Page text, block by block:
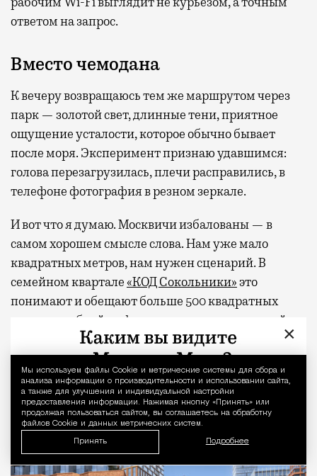
Уведомление
Мы используем файлы Сookie и метрические системы для сбора и
анализа информации о производительности и использовании сайта,
а также для улучшения и индивидуальной настройки
предоставления информации. Нажимая кнопку «Принять» или
продолжая пользоваться сайтом, вы соглашаетесь на обработку
файлов Cookie и данных метрических систем.
Принять Подробнее
ответом на запрос.
Вместо чемодана
К вечеру возвращаюсь тем же маршрутом через
парк — золотой свет, длинные тени, приятное
ощущение усталости, которое обычно бывает
после моря. Эксперимент признаю удавшимся:
голова перезагрузилась, плечи расправились, в
телефоне фотография в резном зеркале.
И вот что я думаю. Москвичи избалованы — в
самом хорошем смысле слова. Нам уже мало
квадратных метров, нам нужен сценарий. В
семейном квартале«КОД Сокольники»это
понимают и обещают больше 500 квадратных
метров клубной инфраструктуры для жителей
дома — коворкинг, общественную гостиную,
фитнес-студию, многофункциональное арт-
пространство и двухуровневую «игровую» для
детей. А снаружи, через свой тихий вход, будет
легендарный парк со всем его курортным
хозяйством.
×